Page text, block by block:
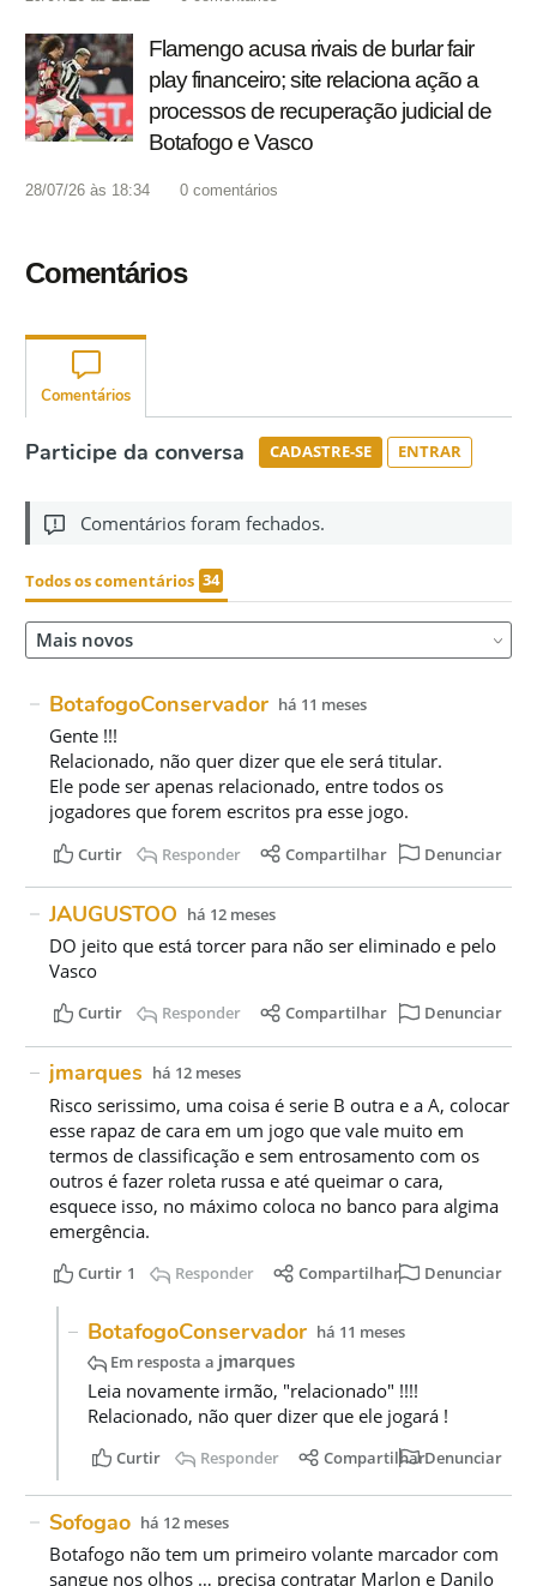
Flamengo acusa rivais de burlar fair
play financeiro; site relaciona ação a
processos de recuperação judicial de
Botafogo e Vasco
28/07/26 às 18:34 0 comentários
Comentários